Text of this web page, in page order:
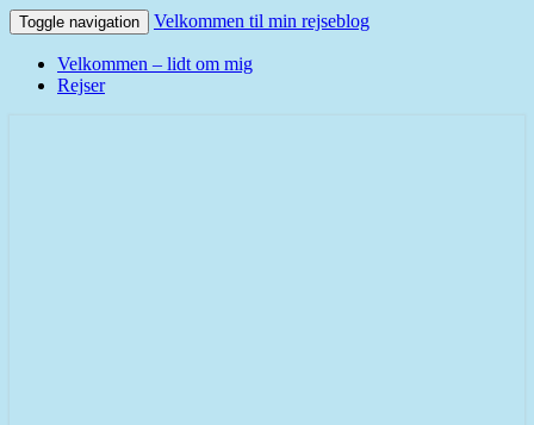
Toggle navigation Velkommen til min rejseblog
Velkommen – lidt om mig
Rejser